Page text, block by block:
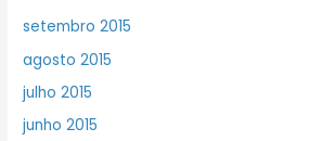
setembro 2015
agosto 2015
julho 2015
junho 2015